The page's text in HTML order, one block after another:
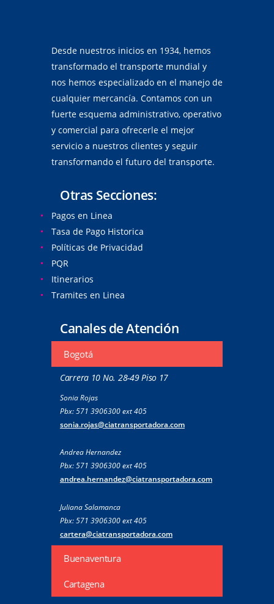
Desde nuestros inicios en 1934, hemos
transformado el transporte mundial y
nos hemos especializado en el manejo de
cualquier mercancía. Contamos con un
fuerte esquema administrativo, operativo
y comercial para ofrecerle el mejor
servicio a nuestros clientes y seguir
transformando el futuro del transporte.
Otras Secciones:
Pagos en Linea
Tasa de Pago Historica
Políticas de Privacidad
PQR
Itinerarios
Tramites en Linea
Canales de Atención
Bogotá
Carrera 10 No. 28-49 Piso 17
Sonia Rojas
Pbx: 571 3906300 ext 405
sonia.rojas@ciatransportadora.com
Andrea Hernandez
Pbx: 571 3906300 ext 405
andrea.hernandez@ciatransportadora.com
Juliana Salamanca
Pbx: 571 3906300 ext 405
cartera@ciatransportadora.com
Buenaventura
Cartagena